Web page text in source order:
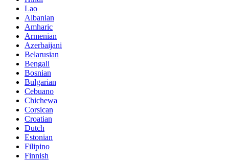
Lao
Albanian
Amharic
Armenian
Azerbaijani
Belarusian
Bengali
Bosnian
Bulgarian
Cebuano
Chichewa
Corsican
Croatian
Dutch
Estonian
Filipino
Finnish